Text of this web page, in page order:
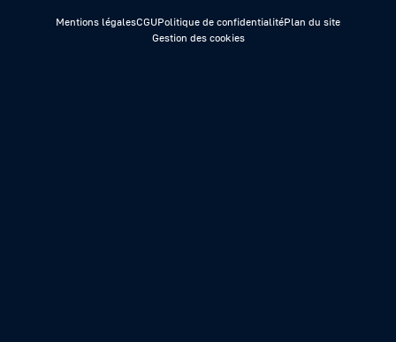
Mentions légalesCGUPolitique de confidentialitéPlan du site
Gestion des cookies